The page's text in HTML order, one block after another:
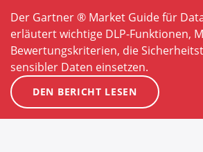
Der Gartner ® Market Guide für
erläutert wichtige DLP-Funktionen,
Bewertungskriterien, die
sensibler Daten einsetzen.
DEN BERICHT LESEN